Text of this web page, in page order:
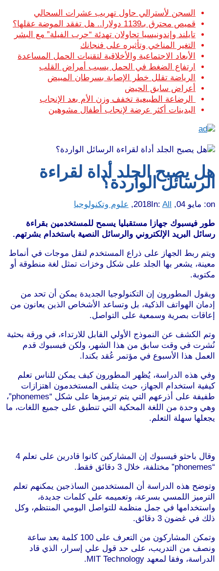
السجن لأسترالي حاول تهريب عشرات السحالي
قميص محترق بـ1139 دولارا.. هل تفقد الموضة عقلها؟
تايلند وإندونيسيا تحاولان تهدئة “حرب الفيلة” مع البشر
التغير المناخي وتأثيره على فنجانك
الأبعاد الاجتماعية والأخلاقية لتقنيات الحمل المساعدة
ارتفاع الضغط في الحمل يسبب أمراض القلب
الرياضة تقلل خطر الإصابة بسرطان المبيض
أعراض سابق الحيض
الرضاعة الطبيعية تخفف وزن الأم بعد الإنجاب
البدينات أكثر عرضة لإنجاب أطفال مشوهين
هل يصبح الجلد أداة لقراءة
الرسائل الواردة؟
on: مايو 04, 2018 In: All
, علوم وتكنولوجيا
طور فيسبوك جهازا مستقبليا يسمح للمستخدمين بقراءة
رسائل البريد الإلكتروني والرسائل النصية باستخدام بشرتهم.
ويتم ربط الجهاز على ذراع المستخدم لنقل موجات في أنماط
معينة، يشعر بها الجلد على شكل وخزات تمثل لغة منطوقة أو
مكتوبة.
ويقول المطورون إن التكنولوجيا الجديدة يمكن أن تحد من
إدمان الهواتف الذكية، بل وتساعد الأشخاص الذين يعانون من
إعاقات بصرية وسمعية على التواصل.
وتم الكشف عن النموذج الأولي القابل للارتداء، في ورقة بحثية
نُشرت في وقت سابق من هذا الشهر، ولكن فيسبوك قدم
العمل هذا الأسبوع في مؤتمر عُقد بكندا.
وفي هذه الدراسة، يُظهر المطورون كيف يمكن للناس تعلم
كيفية استخدام الجهاز، حيث يتلقى المستخدمون اهتزازات
طفيفة على أذرعهم التي يتم ترميزها على شكل “phonemes”،
وهي وحدة من اللغة المحكية التي تنطبق على جميع اللغات، ما
يجعلها سهلة التعلم.
وقال باحثو فيسبوك إن المشاركين كانوا قادرين على تعلم 4
“phonemes” مختلفة، خلال 3 دقائق فقط.
وتوضح هذه الدراسة أن المستخدمين الساذجين يمكنهم تعلم
الترميز اللمسي بسرعة، وتعميمه على كلمات جديدة،
واستخدامها في جمل منظمة للتواصل اليومي المنتظم، وكل
ذلك في غضون 3 دقائق.
وتمكن المشاركون من التعرف على 100 كلمة بعد ساعة
ونصف من التدريب، على حد قول علي إسرار، الذي قاد
الدراسة، وفقا لمعهد MIT Technology.